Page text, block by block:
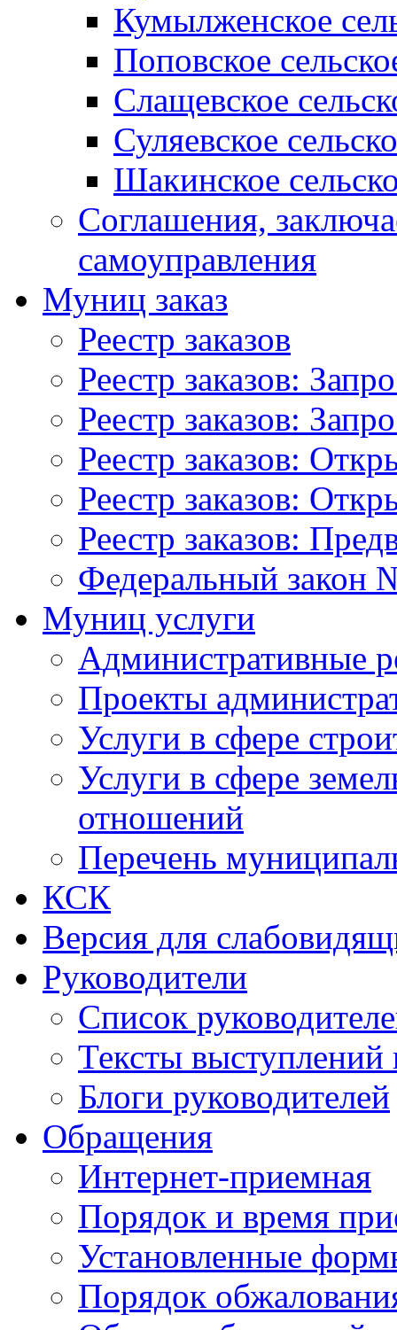
Кумылженское
Поповское
Слащевское
Суляевское
Шакинское
Соглашения,
самоуправления
Муниц заказ
Реестр заказов
Реестр заказов:
Реестр заказов:
Реестр заказов:
Реестр заказов:
Реестр заказов:
Федеральный закон
Муниц услуги
Административные
Проекты
Услуги в сфере
Услуги в сфере
отношений
Перечень
КСК
Версия для
Руководители
Список
Тексты выступлений
Блоги руководителей
Обращения
Интернет-приемная
Порядок и время
Установленные
Порядок